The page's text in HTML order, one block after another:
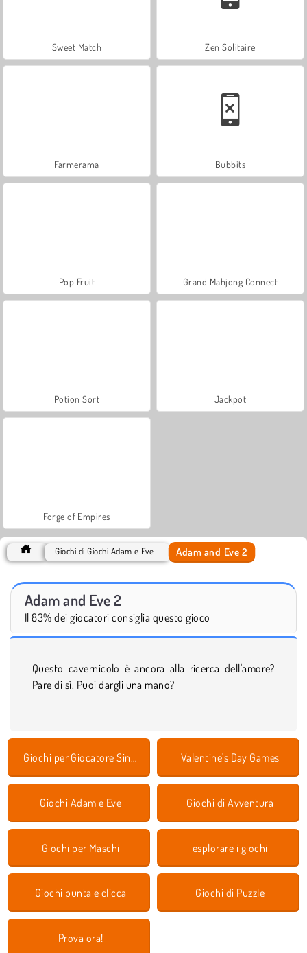
Sweet Match Zen Solitaire
Farmerama Bubbits
Pop Fruit Grand Mahjong Connect
Potion Sort Jackpot
Forge of Empires
Giochi di Giochi Adam e Eve Adam and Eve 2
Adam and Eve 2
Il 83% dei giocatori consiglia questo gioco
Questo cavernicolo è ancora alla ricerca dell'amore?
Pare di sì. Puoi dargli una mano?
Giochi per Giocatore Singolo Valentine's Day Games
Giochi Adam e Eve Giochi di Avventura
Giochi per Maschi esplorare i giochi
Giochi punta e clicca Giochi di Puzzle
Prova ora!